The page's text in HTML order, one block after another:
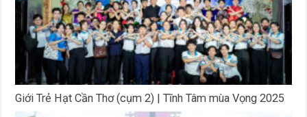
Giới Trẻ Hạt Cần Thơ (cụm 2) | Tĩnh Tâm mùa Vọng 2025